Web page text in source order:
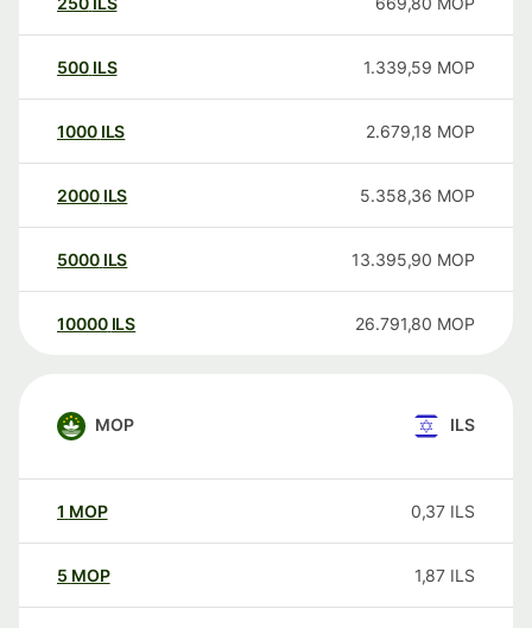
500 ILS 1.339,59 MOP
1000 ILS 2.679,18 MOP
2000 ILS 5.358,36 MOP
5000 ILS 13.395,90 MOP
10000 ILS 26.791,80 MOP
MOP ILS
1 MOP 0,37 ILS
5 MOP 1,87 ILS